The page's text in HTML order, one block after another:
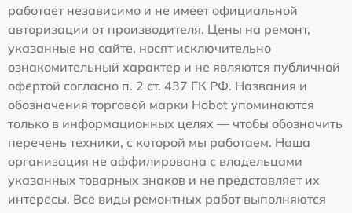
работает независимо и не имеет официальной
авторизации от производителя. Цены на ремонт,
указанные на сайте, носят исключительно
ознакомительный характер и не являются публичной
офертой согласно п. 2 ст. 437 ГК РФ. Названия и
обозначения торговой марки Hobot упоминаются
только в информационных целях — чтобы обозначить
перечень техники, с которой мы работаем. Наша
организация не аффилирована с владельцами
указанных товарных знаков и не представляет их
интересы. Все виды ремонтных работ выполняются